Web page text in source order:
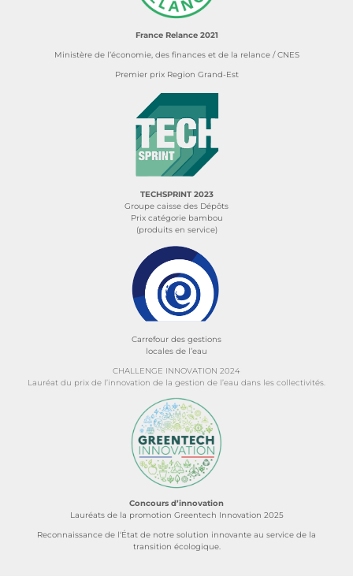
France Relance 2021
Ministère de l’économie, des finances et de la relance / CNES
Premier prix Region Grand-Est
TECHSPRINT 2023
Groupe caisse des Dépôts
Prix catégorie bambou
(produits en service)
Carrefour des gestions
locales de l’eau
CHALLENGE INNOVATION 2024
Lauréat du prix de l’innovation de la gestion de l’eau dans les collectivités.
Concours d’innovation
Lauréats de la promotion Greentech Innovation 2025
Reconnaissance de l‘État de notre solution innovante au service de la
transition écologique.